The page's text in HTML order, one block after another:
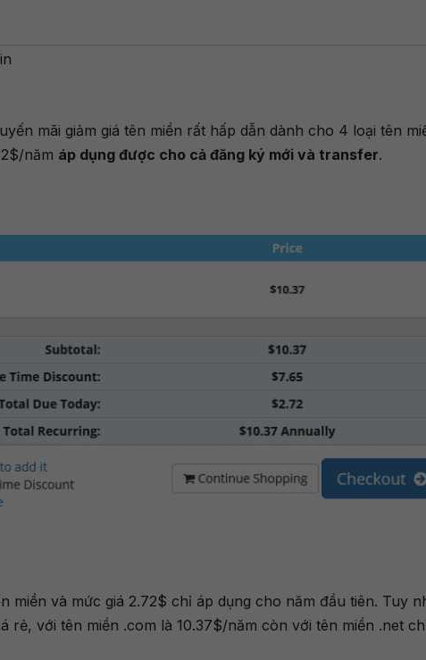
mãi giảm giá tên miền rất hấp dẫn dành cho 4 loại tên
năm áp dụng được cho cả đăng ký mới và transfer.
miền và mức giá 2.72$ chỉ áp dụng cho năm đầu tiên. Tuy
rẻ, với tên miền .com là 10.37$/năm còn với tên miền .net